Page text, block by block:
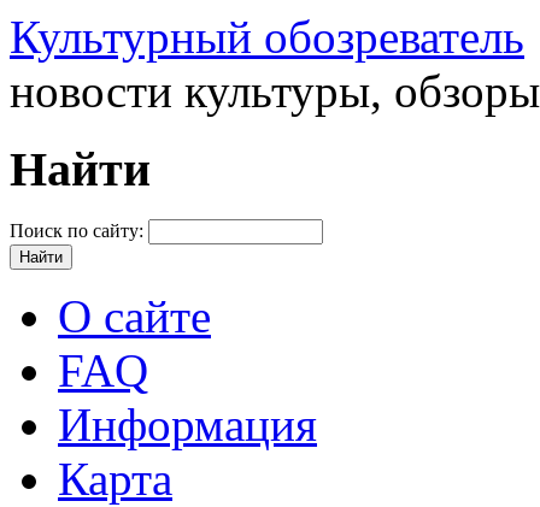
Культурный обозреватель
новости культуры,
Найти
Поиск по сайту:
О сайте
FAQ
Информация
Карта